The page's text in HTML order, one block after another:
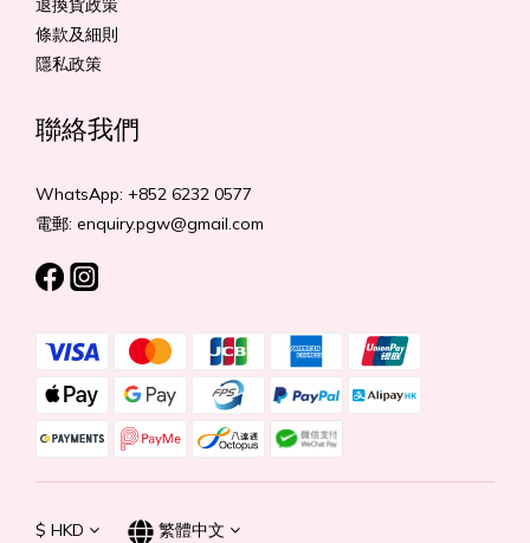
退換貨政策
條款及細則
隱私政策
聯絡我們
WhatsApp: +852 6232 0577
電郵: enquiry.pgw@gmail.com
$ HKD 繁體中文